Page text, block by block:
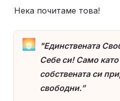
Нека почитаме това!
🌅 "Единствената
Себе си! Само
собствената си
свободни.”